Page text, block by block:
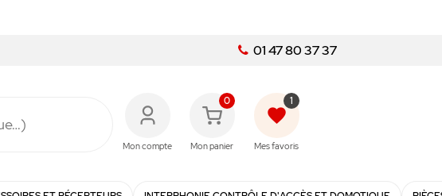
01 47 80 37 37
Mon compte
0
Mon panier
favorite
1
Mes favoris